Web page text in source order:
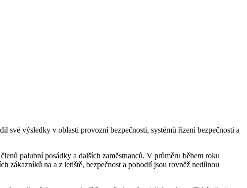
své výsledky v oblasti provozní bezpečnosti, systémů řízení bezpečnosti a
palubní posádky a dalších zaměstnanců. V průměru během roku
zákazníků na a z letiště, bezpečnost a pohodlí jsou rovněž nedílnou